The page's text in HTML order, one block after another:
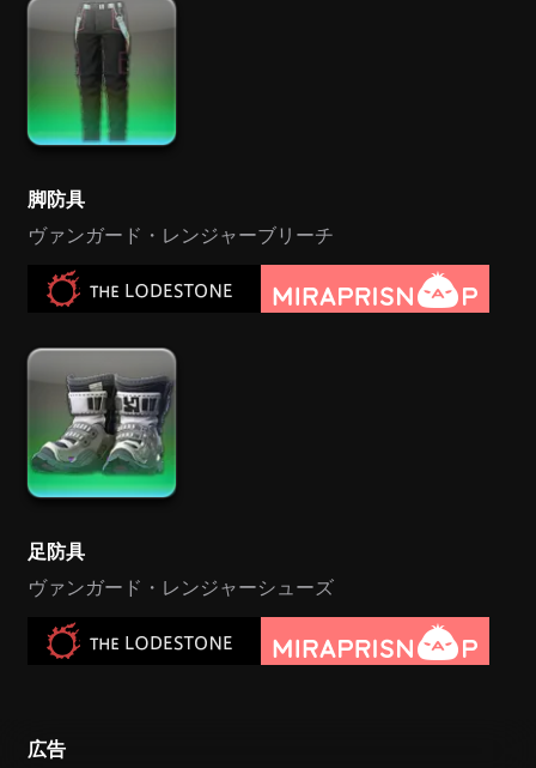
脚防具
ヴァンガード・レンジャーブリーチ
足防具
ヴァンガード・レンジャーシューズ
広告